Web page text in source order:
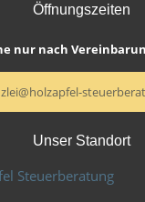
Öffnungszeiten
nur nach
Unser Standort
Steuerberatung